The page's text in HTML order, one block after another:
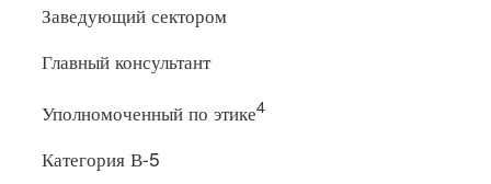
Заведующий сектором
Главный консультант
Уполномоченный по этике4
Категория В-5